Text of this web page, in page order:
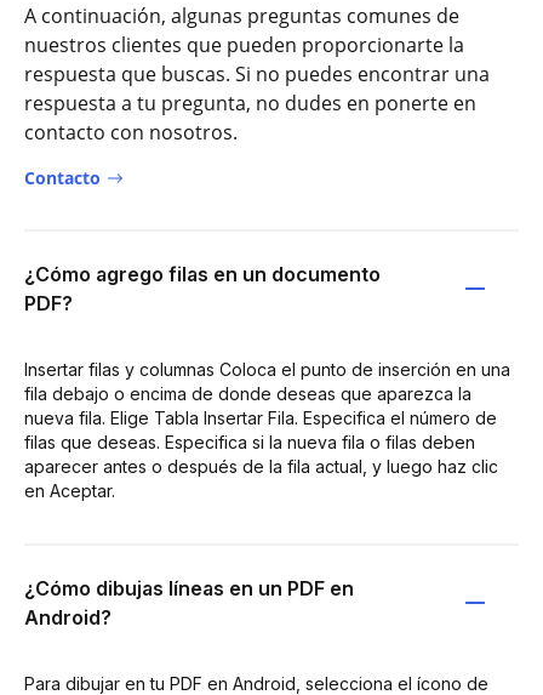
A continuación, algunas preguntas comunes de
nuestros clientes que pueden proporcionarte la
respuesta que buscas. Si no puedes encontrar una
respuesta a tu pregunta, no dudes en ponerte en
contacto con nosotros.
Contacto
¿Cómo agrego filas en un documento
PDF?
Insertar filas y columnas Coloca el punto de inserción en una
fila debajo o encima de donde deseas que aparezca la
nueva fila. Elige Tabla Insertar Fila. Especifica el número de
filas que deseas. Especifica si la nueva fila o filas deben
aparecer antes o después de la fila actual, y luego haz clic
en Aceptar.
¿Cómo dibujas líneas en un PDF en
Android?
Para dibujar en tu PDF en Android, selecciona el ícono de